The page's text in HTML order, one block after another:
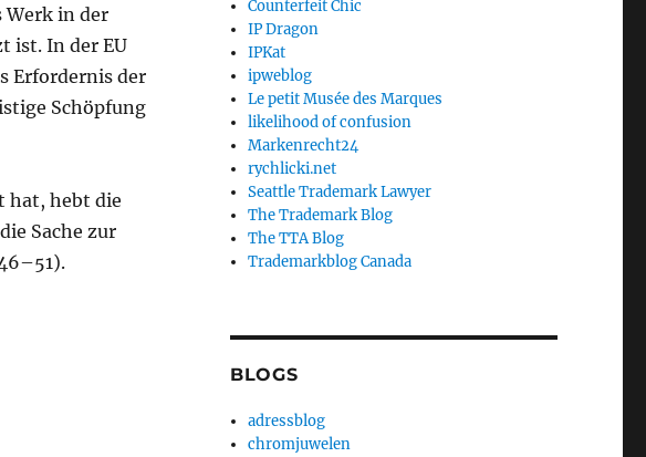
Werk in der
ist. In der EU
Erfordernis der
Schöpfung
hat, hebt die
Sache zur
Counterfeit Chic
IP Dragon
IPKat
ipweblog
Le petit Musée des Marques
likelihood of confusion
Markenrecht24
rychlicki.net
Seattle Trademark Lawyer
The Trademark Blog
The TTA Blog
Trademarkblog Canada
BLOGS
adressblog
chromjuwelen